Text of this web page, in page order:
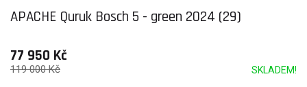
APACHE Quruk Bosch 5 - green 2024 (29)
77 950 Kč
SKLADEM!
119 000 Kč